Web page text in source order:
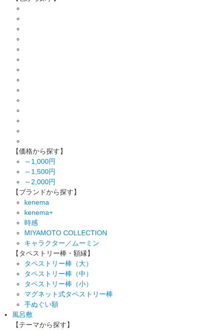
【価格から探す】
～1,000円
～1,500円
～2,000円
【ブランドから探す】
kenema
kenema+
時感
MIYAMOTO COLLECTION
キャラクター／ムーミン
【タペストリー棒・額縁】
タペストリー棒（大）
タペストリー棒（中）
タペストリー棒（小）
マグネット式タペストリー棒
手ぬぐい額
風呂敷
【テーマから探す】